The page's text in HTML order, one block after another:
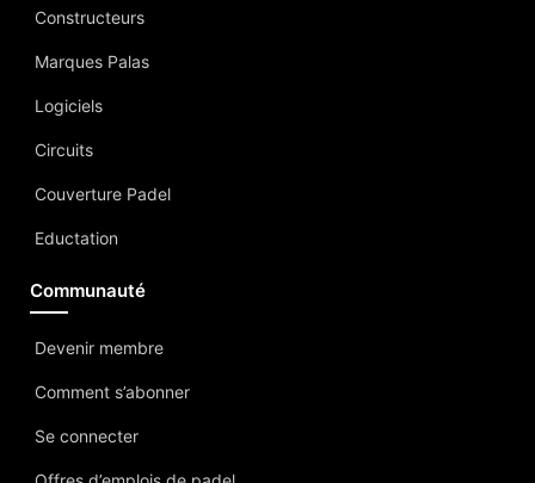
Constructeurs
Marques Palas
Logiciels
Circuits
Couverture Padel
Eductation
Communauté
Devenir membre
Comment s’abonner
Se connecter